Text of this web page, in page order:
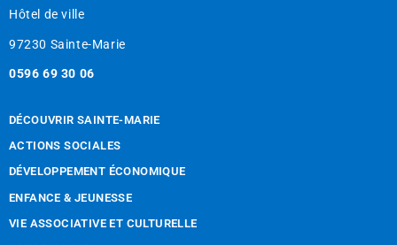
Hôtel de ville
97230 Sainte-Marie
0596 69 30 06
DÉCOUVRIR SAINTE-MARIE
ACTIONS SOCIALES
DÉVELOPPEMENT ÉCONOMIQUE
ENFANCE & JEUNESSE
VIE ASSOCIATIVE ET CULTURELLE